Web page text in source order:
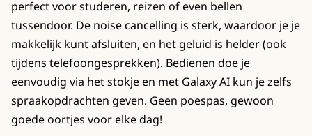
perfect voor studeren, reizen of even bellen
tussendoor. De noise cancelling is sterk, waardoor je je
makkelijk kunt afsluiten, en het geluid is helder (ook
tijdens telefoongesprekken). Bedienen doe je
eenvoudig via het stokje en met Galaxy AI kun je zelfs
spraakopdrachten geven. Geen poespas, gewoon
goede oortjes voor elke dag!